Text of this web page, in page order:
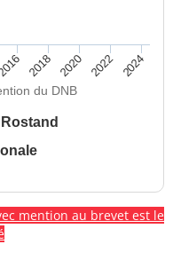
du DNB
2018 2020 2022 2024
mention au brevet est le